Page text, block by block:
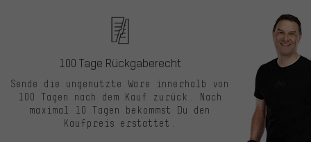
100 Tage Rückgaberecht
Sende die ungenutzte Ware innerhalb von
100 Tagen nach dem Kauf zurück. Nach
maximal 10 Tagen bekommst Du den
Kaufpreis erstattet.